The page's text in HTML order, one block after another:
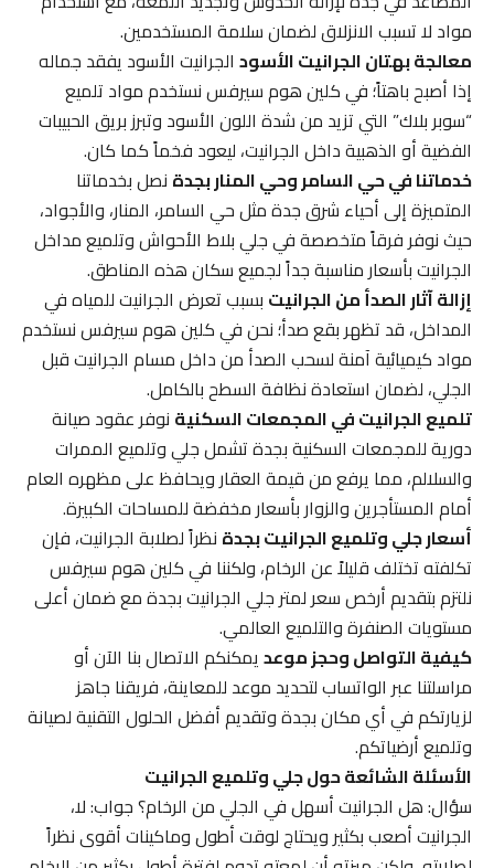
مواد لا تسبب الانزلاق لضمان سلامة المستخدمين.
معالجة بهتان الجرانيت الأسودالجرانيت الأسود يفقد جماله
إذا أصبح باهتاً؛ في كلين هوم سيرفس نستخدم مواد تلميع
“سوبر بلاك” التي تزيد من شدة اللون الأسود وتبرز بريق الحبيبات
الفضية أو الذهبية داخل الجرانيت، ليعود فخماً كما كان.
خدماتنا في حي السامر وحي المنار بجدةنصل بخدماتنا
المتميزة إلى أحياء شرق جدة مثل حي السامر، المنار، والأجواد،
حيث نوفر فرقاً متخصصة في جلي بلاط الأحواش وتلميع مداخل
الجرانيت بأسعار مناسبة جداً لجميع سكان هذه المناطق.
إزالة آثار الصدأ من الجرانيتبسبب تعرض الجرانيت للمياه في
المداخل، قد تظهر بقع صدأ؛ نحن في كلين هوم سيرفس نستخدم
مواد كيميائية آمنة لسحب الصدأ من داخل مسام الجرانيت قبل
الجلي، لضمان استعادة نظافة السطح بالكامل.
تلميع الجرانيت في المجمعات السكنيةنوفر عقود صيانة
دورية للمجمعات السكنية بجدة تشمل جلي وتلميع الممرات
والسلالم، مما يرفع من قيمة العقار ويحافظ على مظهره العام
أمام المستأجرين والزوار بأسعار مخفضة للمساحات الكبيرة.
أسعار جلي وتلميع الجرانيت بجدةنظراً لصلابة الجرانيت، فإن
تكلفته تختلف قليلاً عن الرخام، ولكننا في كلين هوم سيرفس
نلتزم بتقديم أرخص سعر لمتر جلي الجرانيت بجدة مع ضمان أعلى
مستويات الصنفرة والتلميع العالمي.
كيفية التواصل وحجز موعديمكنكم الاتصال بنا الآن أو
مراسلتنا عبر الواتساب لتحديد موعد للمعاينة، فريقنا جاهز
لزيارتكم في أي مكان بجدة وتقديم أفضل الحلول التقنية لصيانة
وتلميع أرضياتكم.
الأسئلة الشائعة حول جلي وتلميع الجرانيت
سؤال: هل الجرانيت أسهل في الجلي من الرخام؟ جواب: لا،
الجرانيت أصعب بكثير ويحتاج لوقت أطول وماكينات أقوى نظراً